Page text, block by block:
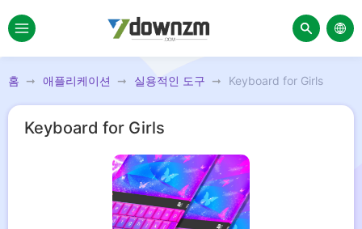
홈 애플리케이션 실용적인 도구 Keyboard for Girls
Keyboard for Girls